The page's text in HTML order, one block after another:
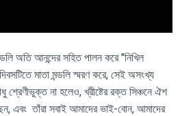
অতি আনন্দের সহিত পালন করে "নিখিল
মাতা মন্ডলি স্মরণ করে, সেই অসংখ্য
শ্রেণীভুক্ত না হলেও, খ্রীষ্টের রক্ত সিঞ্চনে ঐশ
এবং তাঁরা সবাই আমাদের ভাই-বোন, আমাদের